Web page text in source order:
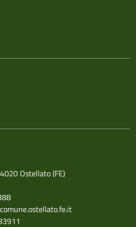
Ostellato (FE)